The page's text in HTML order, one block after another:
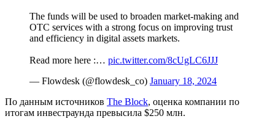
The funds will be used to broaden market-making and
OTC services with a strong focus on improving trust
and efficiency in digital assets markets.
Read more here :… pic.twitter.com/8cUgLC6JJJ
— Flowdesk (@flowdesk_co) January 18, 2024
По данным источников The Block, оценка компании по
итогам инвестраунда превысила $250 млн.